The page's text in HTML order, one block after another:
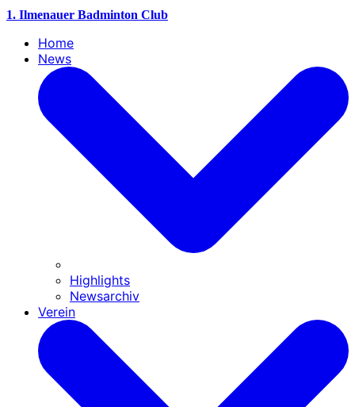
1. Ilmenauer Badminton Club
Home
News
Highlights
Newsarchiv
Verein